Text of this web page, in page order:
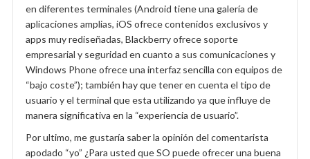
en diferentes terminales (Android tiene una galería de
aplicaciones amplias, iOS ofrece contenidos exclusivos y
apps muy rediseñadas, Blackberry ofrece soporte
empresarial y seguridad en cuanto a sus comunicaciones y
Windows Phone ofrece una interfaz sencilla con equipos de
“bajo coste”); también hay que tener en cuenta el tipo de
usuario y el terminal que esta utilizando ya que influye de
manera significativa en la “experiencia de usuario”.
Por ultimo, me gustaría saber la opinión del comentarista
apodado “yo” ¿Para usted que SO puede ofrecer una buena